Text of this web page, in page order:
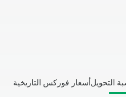
التحويلأسعار فوركس التاريخية